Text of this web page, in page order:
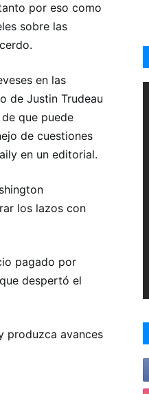
por eso como
sobre las
en las
de Justin Trudeau
que puede
de cuestiones
en un editorial.
los lazos con
pagado por
despertó el
produzca avances